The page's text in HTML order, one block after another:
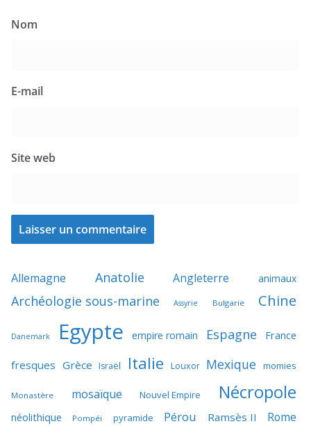
Nom
E-mail
Site web
Allemagne Anatolie Angleterre animaux
Archéologie sous-marine Assyrie Bulgarie Chine
Danemark Egypte empire romain Espagne France
fresques Grèce Israël Italie Louxor Mexique momies
Monastère mosaïque Nouvel Empire Nécropole
néolithique Pompéi pyramide Pérou Ramsès II Rome